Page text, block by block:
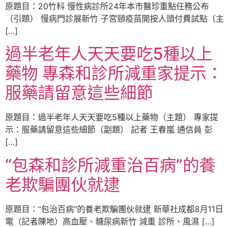
原題目：20竹科 慢性病診所24年本市醫珍重點任務公布
（引題） 慢病門診展新竹 子宮頸疫苗開按人頭付費試點（主
[…]
過半老年人天天要吃5種以上
藥物 專森和診所減重家提示：
服藥請留意這些細節
原題目：過半老年人天天要吃5種以上藥物（主題） 專家提
示：服藥請留意這些細節（副題） 記者 王春嵐 通信員 彭
[…]
“包森和診所減重治百病”的養
老欺騙團伙就逮
原題目：“包治百病”的養老欺騙團伙就逮 新華社成都8月11日
電（記者陳地）高血壓、糖尿病新竹 減重 診所、風濕 […]